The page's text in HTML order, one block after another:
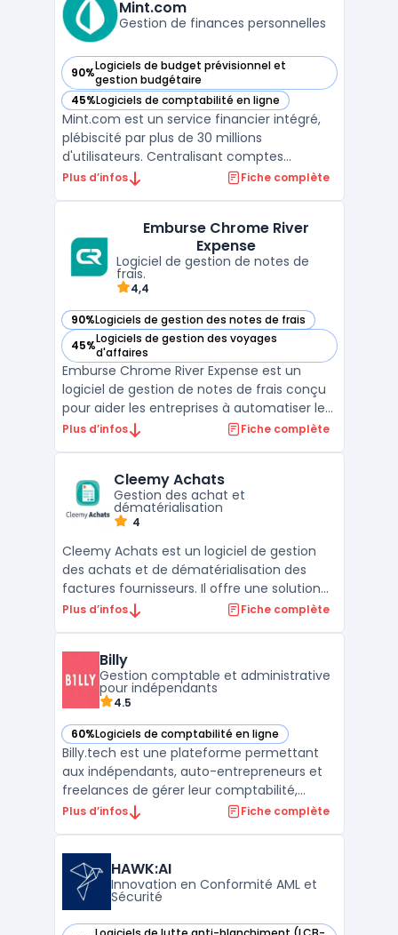
paiements profes ...
Mint.com
Gestion de finances personnelles
90%Logiciels de budget prévisionnel et
gestion budgétaire
— voir Mint.com dans cette catégorie
45%Logiciels de comptabilité en ligne
— voir Mint.com dans cette catégorie
Mint.com est un service financier intégré,
plébiscité par plus de 30 millions
d'utilisateurs. Centralisant comptes
bancaires, cartes de crédit, investissements
suivre le flux de trésorerie et à identifier des
économies poten ...
Plus d’infos Fiche complète
Emburse Chrome River
Expense
Logiciel de gestion de notes de
frais.
4,4
90%Logiciels de gestion des notes de frais
— voir Emburse Chrome River Expense dans cette catégorie
45%Logiciels de gestion des voyages
d'affaires
— voir Emburse Chrome River Expense dans cette catégorie
Emburse Chrome River Expense est un
logiciel de gestion de notes de frais conçu
pour aider les entreprises à automatiser le
suivi et le traitement des dépenses. Avec
capture de reçus par smartphone et les
workflows de ...
Plus d’infos Fiche complète
Cleemy Achats
Gestion des achat et
dématérialisation
4
Cleemy Achats est un logiciel de gestion
des achats et de dématérialisation des
factures fournisseurs. Il offre une solution
complète pour la gestion des achats, allant
(OCR) à l'engagement des dépenses.
Cleemy Acha ...
Plus d’infos Fiche complète
Billy
Gestion comptable et administrative
pour indépendants
4.5
60%Logiciels de comptabilité en ligne
— voir Billy dans cette catégorie
Billy.tech est une plateforme permettant
aux indépendants, auto-entrepreneurs et
freelances de gérer leur comptabilité,
administration et facturation en
création d'entreprise, la déclaration fiscale
et l'accès à un ...
Plus d’infos Fiche complète
HAWK:AI
Innovation en Conformité AML et
Sécurité